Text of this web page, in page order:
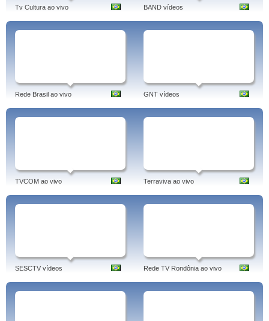
Tv Cultura ao vivo BAND vídeos
Rede Brasil ao vivo GNT vídeos
TVCOM ao vivo Terraviva ao vivo
SESCTV vídeos Rede TV Rondônia ao vivo